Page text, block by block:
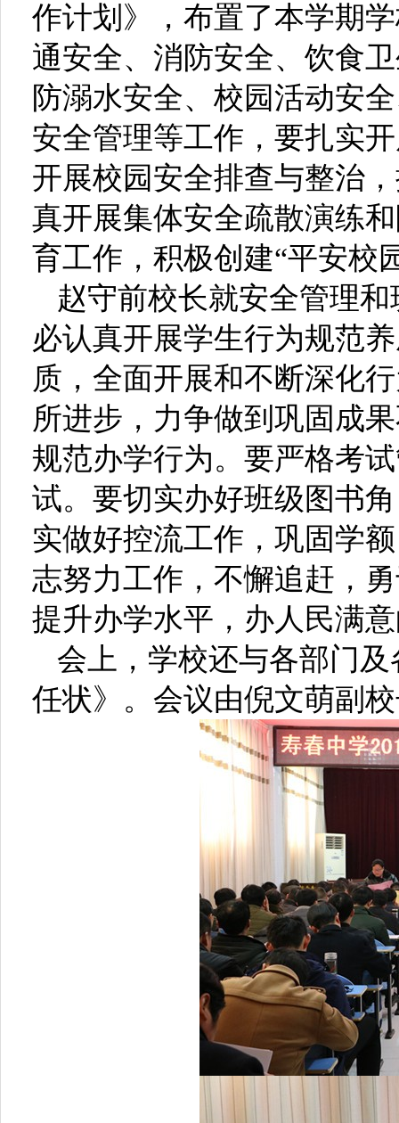
作计划》，布置了本学期
通安全、消防安全、饮食
防溺水安全、校园活动安
安全管理等工作，要扎实
开展校园安全排查与整治
真开展集体安全疏散演练
育工作，积极创建“平安校
赵守前校长就安全管理
必认真开展学生行为规范
质，全面开展和不断深化
所进步，力争做到巩固成
规范办学行为。要严格考
试。要切实办好班级图书
实做好控流工作，巩固学
志努力工作，不懈追赶，
提升办学水平，办人民满
会上，学校还与各部门
任状》。会议由倪文萌副